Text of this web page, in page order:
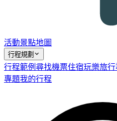
活動景點地圖
行程規劃
行程範例 尋找機票住宿玩樂旅
專題我的行程